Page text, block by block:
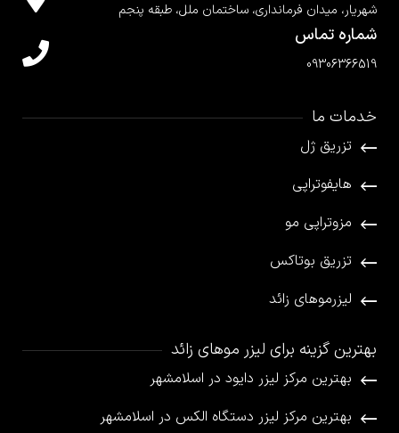
شهریار، میدان فرمانداری، ساختمان ملل، طبقه پنجم
شماره تماس
09306366519
خدمات ما
تزریق ژل
هایفوتراپی
مزوتراپی مو
تزریق بوتاکس
لیزرموهای زائد
بهترین گزینه برای لیزر موهای زائد
بهترین مرکز لیزر دایود در اسلامشهر
بهترین مرکز لیزر دستگاه الکس در اسلامشهر